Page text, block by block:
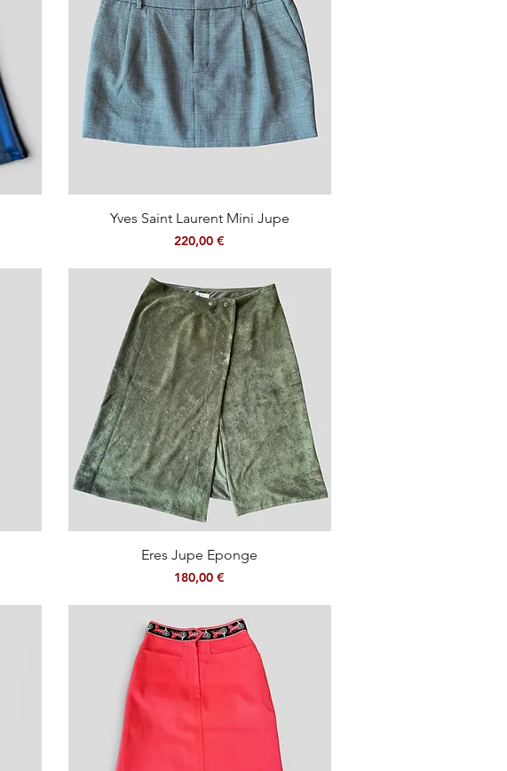
Aperçu rapide
Yves Saint Laurent Mini Jupe
Prix
220,00 €
Aperçu rapide
Eres Jupe Eponge
Prix
180,00 €